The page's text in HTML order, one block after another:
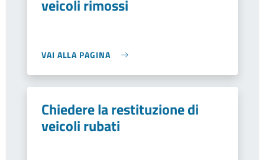
veicoli rimossi
VAI ALLA PAGINA
Chiedere la restituzione di
veicoli rubati